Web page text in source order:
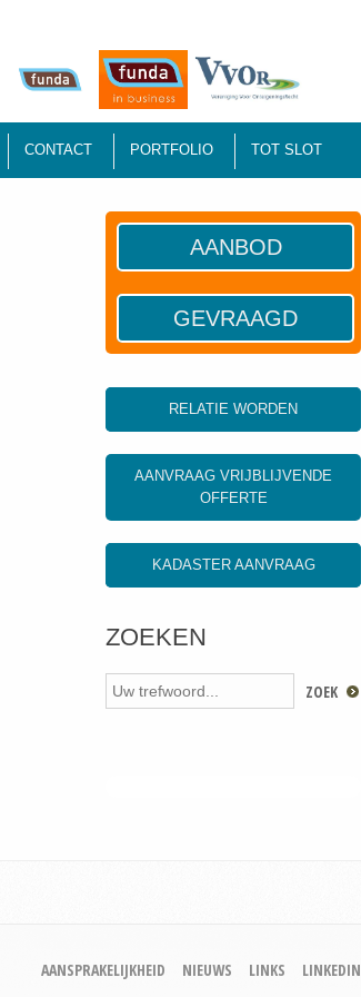
CONTACT PORTFOLIO TOT SLOT
AANBOD
GEVRAAGD
RELATIE WORDEN
AANVRAAG VRIJBLIJVENDE
OFFERTE
KADASTER AANVRAAG
ZOEKEN
AANSPRAKELIJKHEID NIEUWS LINKS LINKEDIN